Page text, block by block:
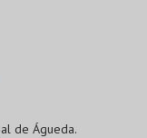
de Águeda.